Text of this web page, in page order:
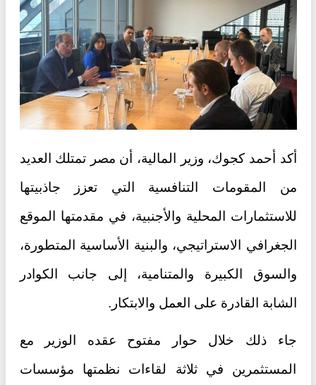
أكد أحمد كجوك، وزير المالية، أن مصر تمتلك العديد
من المقومات التنافسية التي تعزز جاذبيتها
للاستثمارات المحلية والأجنبية، في مقدمتها الموقع
الجغرافي الاستراتيجي، والبنية الأساسية المتطورة،
والسوق الكبيرة والمتنامية، إلى جانب الكوادر
الشابة القادرة على العمل والابتكار.
جاء ذلك خلال حوار مفتوح عقده الوزير مع
المستثمرين في ثلاثة لقاءات نظمتها مؤسسات